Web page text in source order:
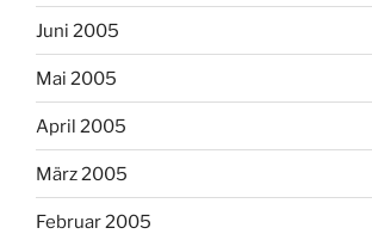
Juni 2005
Mai 2005
April 2005
März 2005
Februar 2005